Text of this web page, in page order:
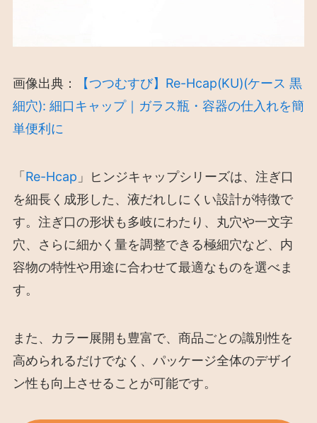
画像出典：
【つつむすび】Re-Hcap(KU)(ケース 黒
細穴): 細口キャップ｜ガラス瓶・容器の仕入れを簡
単便利に
「Re-Hcap 」ヒンジキャップシリーズは、注ぎ口
を細長く成形した、液だれしにくい設計が特徴で
す。注ぎ口の形状も多岐にわたり、丸穴や一文字
穴、さらに細かく量を調整できる極細穴など、内
容物の特性や用途に合わせて最適なものを選べま
す。
また、カラー展開も豊富で、商品ごとの識別性を
高められるだけでなく、パッケージ全体のデザイ
ン性も向上させることが可能です。